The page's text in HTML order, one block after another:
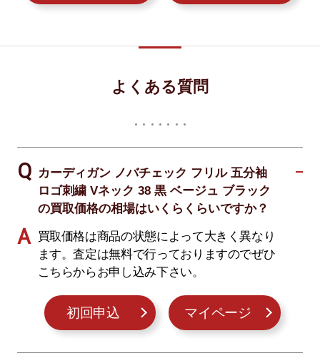
よくある質問
カーディガン ノバチェック フリル 五分袖
ロゴ刺繍 Vネック 38 黒 ベージュ ブラック
の買取価格の相場はいくらくらいですか？
買取価格は商品の状態によって大きく異なり
ます。査定は無料で行っておりますのでぜひ
こちらからお申し込み下さい。
初回申込 マイページ